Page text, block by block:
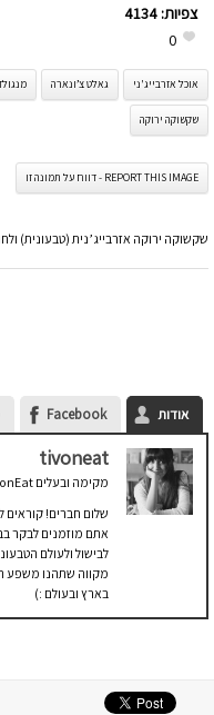
צפיות: 4134
0
אוכל אזרבייג'ני גאלט צ’ונארה
שקשוקה ירוקה
REPORT THIS IMAGE - דווח על תמונה זו
שקשוקה ירוקה אזרבייג’נית (טבעונית)
אודות Facebook
tivoneat
מקימה ובעלים
שלום חברים! קוראים
לבישול ולעולם
מקווה שתהנו משפע
בארץ ובעולם :)